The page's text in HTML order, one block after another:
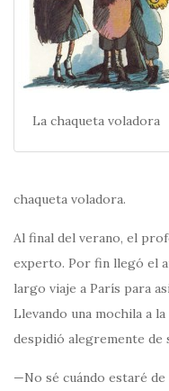
La chaqueta voladora
chaqueta voladora.
Al final del verano, el
experto. Por fin llegó el
largo viaje a París para
Llevando una mochila a
despidió alegremente de
—No sé cuándo estaré